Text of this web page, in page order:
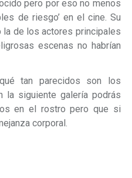
pero por eso no menos
de riesgo’ en el cine. Su
la de los actores principales
escenas no habrían
tan parecidos son los
la siguiente galería podrás
en el rostro pero que si
corporal.